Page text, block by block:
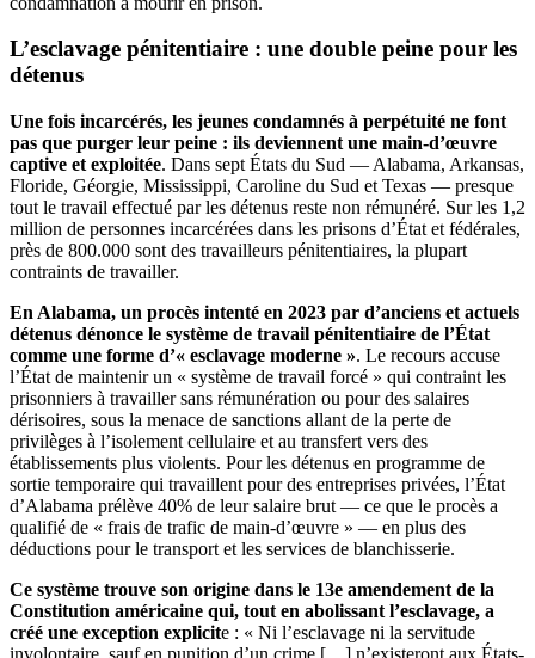
L’esclavage pénitentiaire : une double peine pour les
détenus
Une fois incarcérés, les jeunes condamnés à perpétuité ne font
pas que purger leur peine : ils deviennent une main-d’œuvre
captive et exploitée. Dans sept États du Sud — Alabama, Arkansas,
Floride, Géorgie, Mississippi, Caroline du Sud et Texas — presque
tout le travail effectué par les détenus reste non rémunéré. Sur les 1,2
million de personnes incarcérées dans les prisons d’État et fédérales,
près de 800.000 sont des travailleurs pénitentiaires, la plupart
contraints de travailler.
En Alabama, un procès intenté en 2023 par d’anciens et actuels
détenus dénonce le système de travail pénitentiaire de l’État
comme une forme d’« esclavage moderne ». Le recours accuse
l’État de maintenir un « système de travail forcé » qui contraint les
prisonniers à travailler sans rémunération ou pour des salaires
dérisoires, sous la menace de sanctions allant de la perte de
privilèges à l’isolement cellulaire et au transfert vers des
établissements plus violents. Pour les détenus en programme de
sortie temporaire qui travaillent pour des entreprises privées, l’État
d’Alabama prélève 40% de leur salaire brut — ce que le procès a
qualifié de « frais de trafic de main-d’œuvre » — en plus des
déductions pour le transport et les services de blanchisserie.
Ce système trouve son origine dans le 13e amendement de la
Constitution américaine qui, tout en abolissant l’esclavage, a
créé une exception explicite : « Ni l’esclavage ni la servitude
involontaire, sauf en punition d’un crime […] n’existeront aux États-